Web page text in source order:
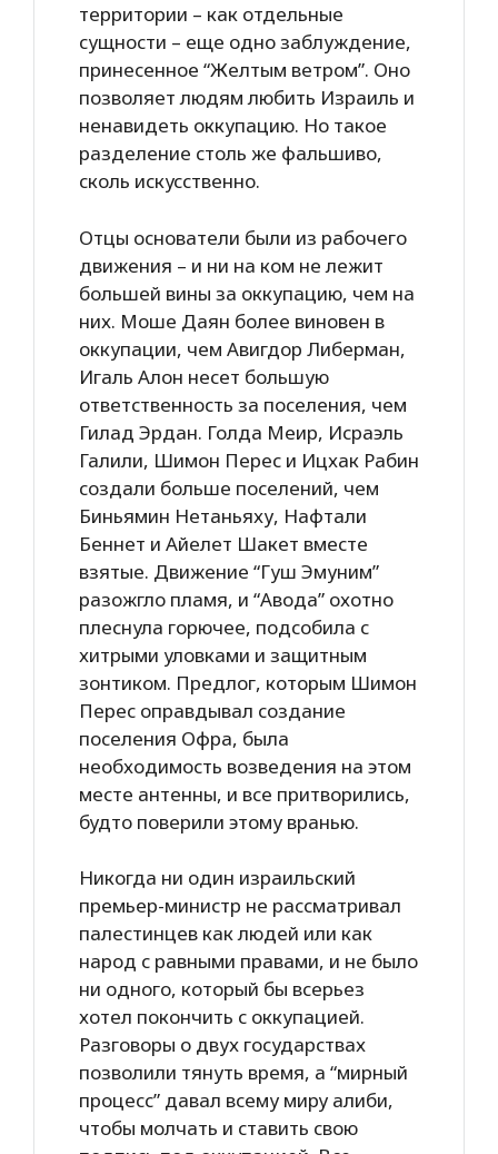
территории – как отдельные
сущности – еще одно заблуждение,
принесенное “Желтым ветром”. Оно
позволяет людям любить Израиль и
ненавидеть оккупацию. Но такое
разделение столь же фальшиво,
сколь искусственно.
Отцы основатели были из рабочего
движения – и ни на ком не лежит
большей вины за оккупацию, чем на
них. Моше Даян более виновен в
оккупации, чем Авигдор Либерман,
Игаль Алон несет большую
ответственность за поселения, чем
Гилад Эрдан. Голда Меир, Исраэль
Галили, Шимон Перес и Ицхак Рабин
создали больше поселений, чем
Биньямин Нетаньяху, Нафтали
Беннет и Айелет Шакет вместе
взятые. Движение “Гуш Эмуним”
разожгло пламя, и “Авода” охотно
плеснула горючее, подсобила с
хитрыми уловками и защитным
зонтиком. Предлог, которым Шимон
Перес оправдывал создание
поселения Офра, была
необходимость возведения на этом
месте антенны, и все притворились,
будто поверили этому вранью.
Никогда ни один израильский
премьер-министр не рассматривал
палестинцев как людей или как
народ с равными правами, и не было
ни одного, который бы всерьез
хотел покончить с оккупацией.
Разговоры о двух государствах
позволили тянуть время, а “мирный
процесс” давал всему миру алиби,
чтобы молчать и ставить свою